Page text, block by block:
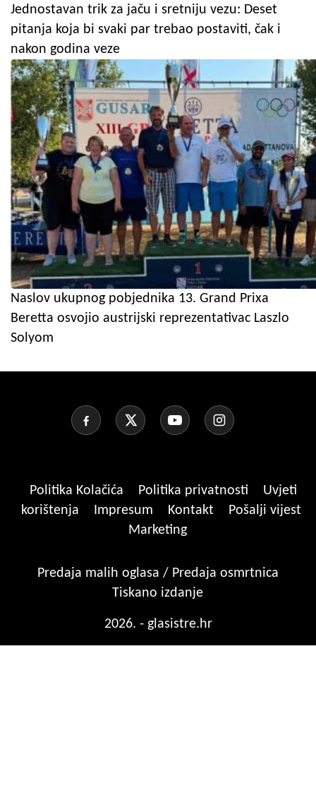
Jednostavan trik za jaču i sretniju vezu: Deset
pitanja koja bi svaki par trebao postaviti, čak i
nakon godina veze
Naslov ukupnog pobjednika 13. Grand Prixa
Beretta osvojio austrijski reprezentativac Laszlo
Solyom
Politika Kolačića Politika privatnosti
Uvjeti
korištenja
Impresum Kontakt
Pošalji vijest
Marketing
Predaja malih oglasa / Predaja osmrtnica
Tiskano izdanje
2026. - glasistre.hr